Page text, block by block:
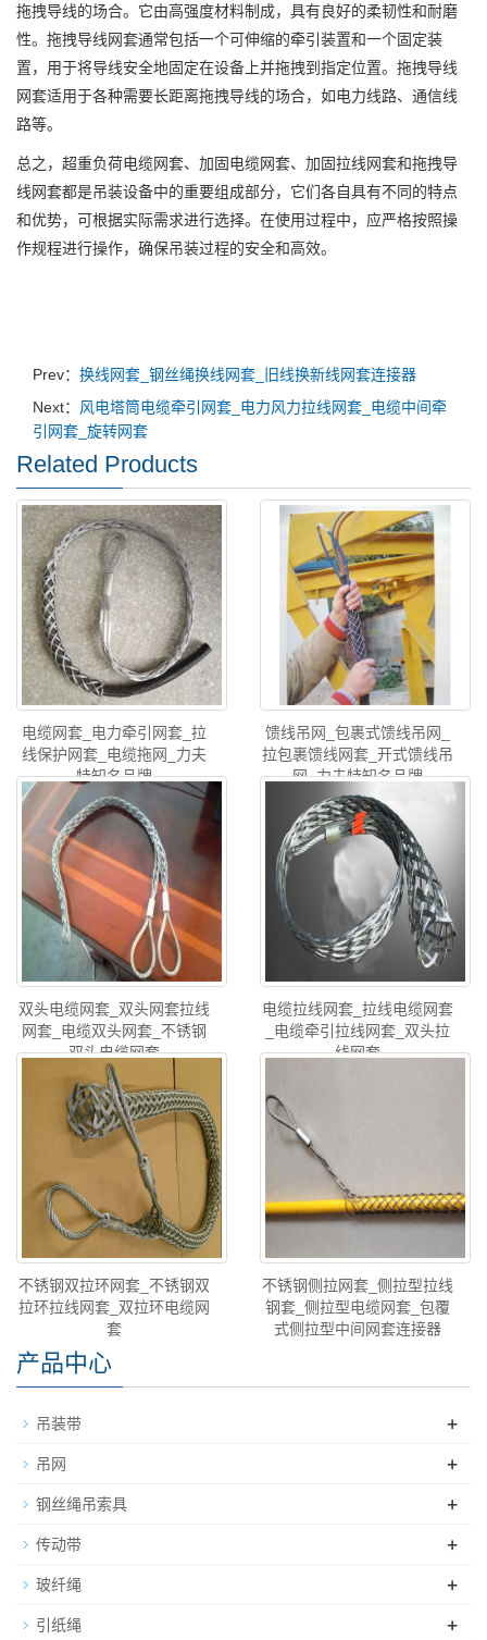
拖拽导线的场合。它由高强度材料制成，具有良好的柔韧性和耐磨
性。拖拽导线网套通常包括一个可伸缩的牵引装置和一个固定装
置，用于将导线安全地固定在设备上并拖拽到指定位置。拖拽导线
网套适用于各种需要长距离拖拽导线的场合，如电力线路、通信线
路等。
总之，超重负荷电缆网套、加固电缆网套、加固拉线网套和拖拽导
线网套都是吊装设备中的重要组成部分，它们各自具有不同的特点
和优势，可根据实际需求进行选择。在使用过程中，应严格按照操
作规程进行操作，确保吊装过程的安全和高效。
Prev： 换线网套_钢丝绳换线网套_旧线换新线网套连接器
Next： 风电塔筒电缆牵引网套_电力风力拉线网套_电缆中间牵
引网套_旋转网套
Related Products
电缆网套_电力牵引网套_拉
线保护网套_电缆拖网_力夫
特知名品牌
馈线吊网_包裹式馈线吊网_
拉包裹馈线网套_开式馈线吊
网_力夫特知名品牌
双头电缆网套_双头网套拉线
网套_电缆双头网套_不锈钢
双头电缆网套
电缆拉线网套_拉线电缆网套
_电缆牵引拉线网套_双头拉
线网套
不锈钢双拉环网套_不锈钢双
拉环拉线网套_双拉环电缆网
套
不锈钢侧拉网套_侧拉型拉线
钢套_侧拉型电缆网套_包覆
式侧拉型中间网套连接器
产品中心
吊装带 +
吊网 +
钢丝绳吊索具 +
传动带 +
玻纤绳 +
引纸绳 +